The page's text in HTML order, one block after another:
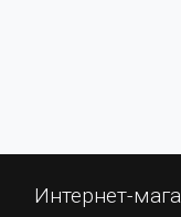
Интернет-